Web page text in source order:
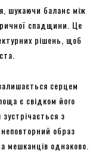
шукаючи баланс між
спадщини. Це
рішень, щоб
серцем
є свідком його
з
образ
мешканців однаково.